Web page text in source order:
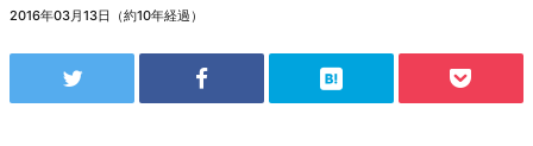
2016年03月13日（約10年経過）